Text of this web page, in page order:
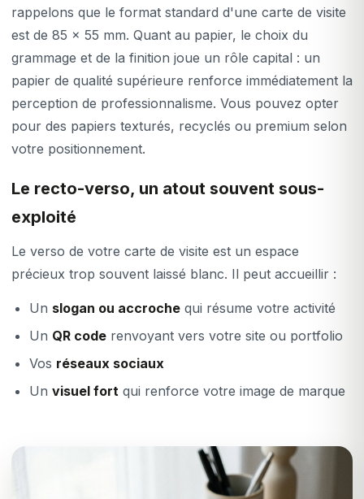
rappelons que le format standard d'une carte de visite
est de 85 x 55 mm. Quant au papier, le choix du
grammage et de la finition joue un rôle capital : un
papier de qualité supérieure renforce immédiatement la
perception de professionnalisme. Vous pouvez opter
pour des papiers texturés, recyclés ou premium selon
votre positionnement.
Le recto-verso, un atout souvent sous-
exploité
Le verso de votre carte de visite est un espace
précieux trop souvent laissé blanc. Il peut accueillir :
Un slogan ou accroche qui résume votre activité
Un QR code renvoyant vers votre site ou portfolio
Vos réseaux sociaux
Un visuel fort qui renforce votre image de marque